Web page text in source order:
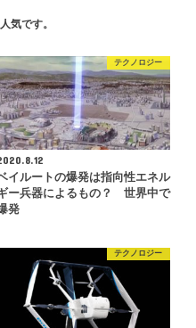
気です。
テクノロジー
イルートの爆発は指向性エネル
ー兵器によるもの？ 世界中で
発
テクノロジー